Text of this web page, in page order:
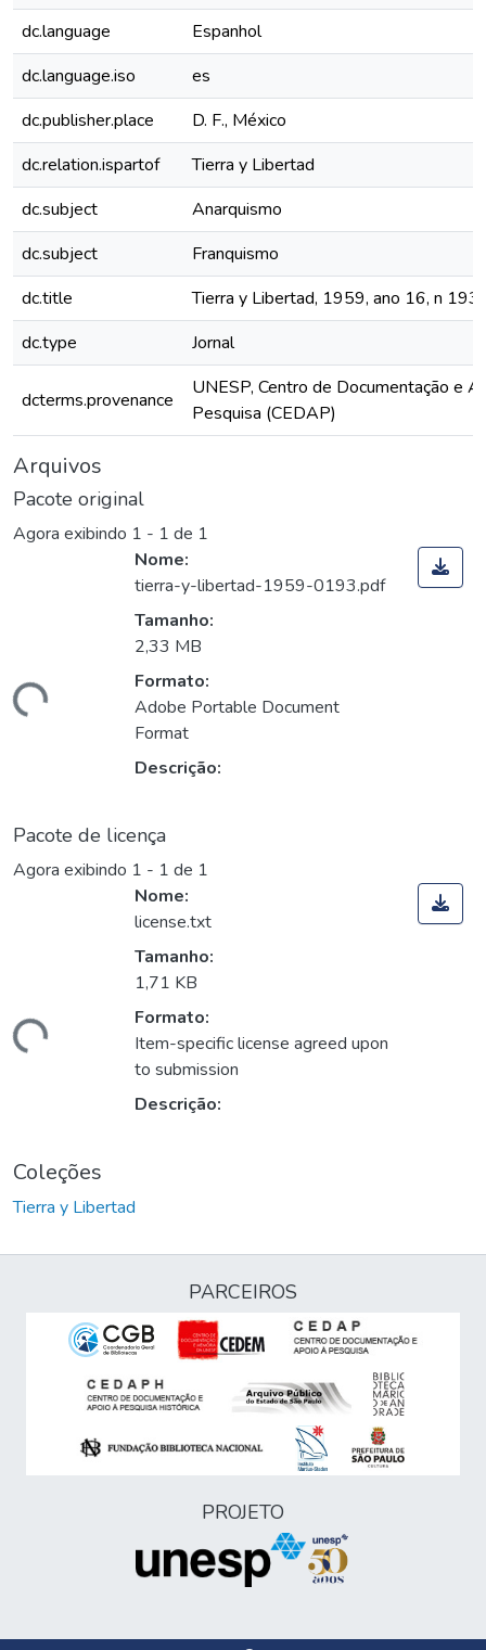
dc.language
Espanhol
dc.language.iso
es
dc.publisher.place
D. F., México
dc.relation.ispartof
Tierra y Libertad
dc.subject
Anarquismo
dc.subject
Franquismo
dc.title
Tierra y Libertad, 1959, ano 16, n 193
dc.type
Jornal
dcterms.provenance
UNESP, Centro de Documentação e
Pesquisa (CEDAP)
Arquivos
Pacote original
Agora exibindo 1 - 1 de 1
Nome:
tierra-y-libertad-1959-0193.pdf
Tamanho:
2,33 MB
Formato:
Adobe Portable Document
Format
Descrição:
Pacote de licença
Agora exibindo 1 - 1 de 1
Nome:
license.txt
Tamanho:
1,71 KB
Formato:
Item-specific license agreed upon
to submission
Descrição:
Coleções
Tierra y Libertad
PARCEIROS
PROJETO